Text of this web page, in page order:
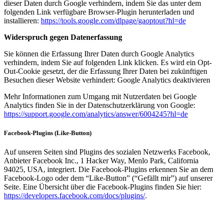
dieser Daten durch Google verhindern, indem Sie das unter dem
folgenden Link verfügbare Browser-Plugin herunterladen und
installieren: https://tools.google.com/dlpage/gaoptout?hl=de
Widerspruch gegen Datenerfassung
Sie können die Erfassung Ihrer Daten durch Google Analytics
verhindern, indem Sie auf folgenden Link klicken. Es wird ein Opt-
Out-Cookie gesetzt, der die Erfassung Ihrer Daten bei zukünftigen
Besuchen dieser Website verhindert: Google Analytics deaktivieren
Mehr Informationen zum Umgang mit Nutzerdaten bei Google
Analytics finden Sie in der Datenschutzerklärung von Google:
https://support.google.com/analytics/answer/6004245?hl=de
Facebook-Plugins (Like-Button)
Auf unseren Seiten sind Plugins des sozialen Netzwerks Facebook,
Anbieter Facebook Inc., 1 Hacker Way, Menlo Park, California
94025, USA, integriert. Die Facebook-Plugins erkennen Sie an dem
Facebook-Logo oder dem “Like-Button” (“Gefällt mir”) auf unserer
Seite. Eine Übersicht über die Facebook-Plugins finden Sie hier:
https://developers.facebook.com/docs/plugins/.